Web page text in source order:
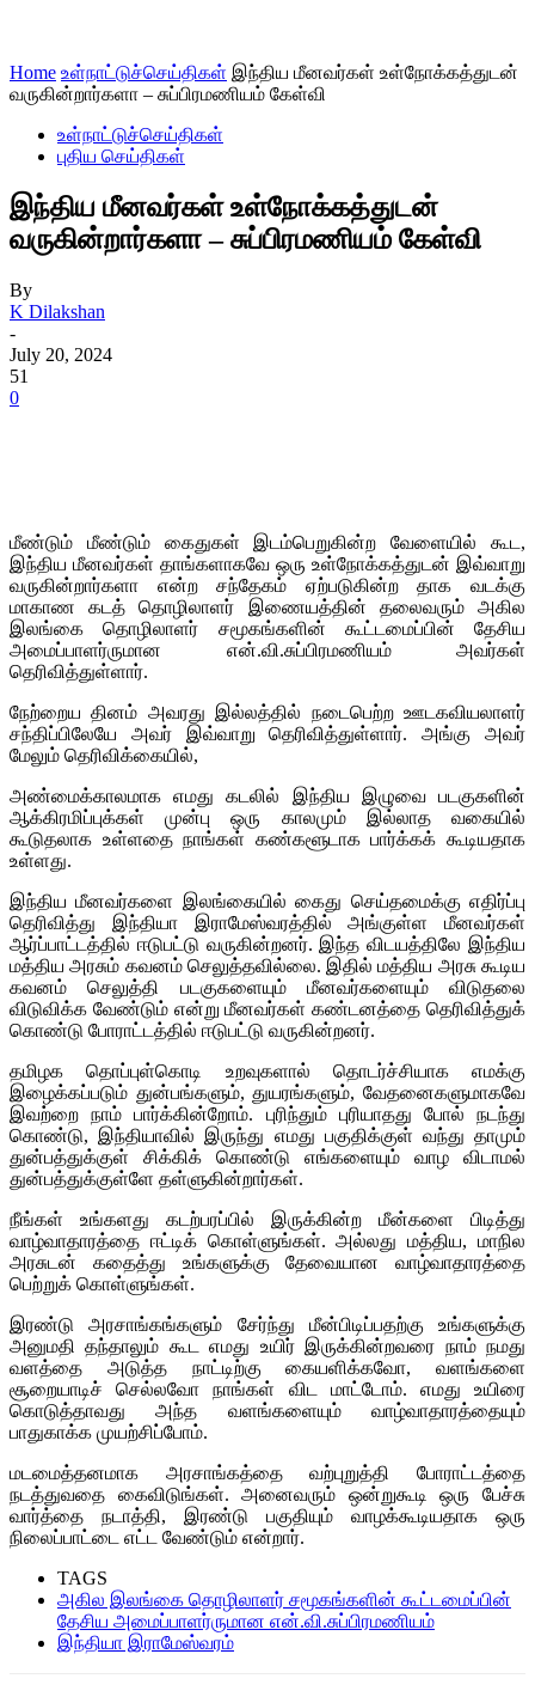
Home உள்நாட்டுச்செய்திகள் இந்திய மீனவர்கள் உள்நோக்கத்துடன்
வருகின்றார்களா – சுப்பிரமணியம் கேள்வி
உள்நாட்டுச்செய்திகள்
புதிய செய்திகள்
இந்திய மீனவர்கள் உள்நோக்கத்துடன்
வருகின்றார்களா – சுப்பிரமணியம் கேள்வி
By
K Dilakshan
-
July 20, 2024
51
0
மீண்டும் மீண்டும் கைதுகள் இடம்பெறுகின்ற வேளையில் கூட,
இந்திய மீனவர்கள் தாங்களாகவே ஒரு உள்நோக்கத்துடன் இவ்வாறு
வருகின்றார்களா என்ற சந்தேகம் ஏற்படுகின்ற தாக வடக்கு
மாகாண கடத் தொழிலாளர் இணையத்தின் தலைவரும் அகில
இலங்கை தொழிலாளர் சமூகங்களின் கூட்டமைப்பின் தேசிய
அமைப்பாளர்ருமான என்.வி.சுப்பிரமணியம் அவர்கள்
தெரிவித்துள்ளார்.
நேற்றைய தினம் அவரது இல்லத்தில் நடைபெற்ற ஊடகவியலாளர்
சந்திப்பிலேயே அவர் இவ்வாறு தெரிவித்துள்ளார். அங்கு அவர்
மேலும் தெரிவிக்கையில்,
அண்மைக்காலமாக எமது கடலில் இந்திய இழுவை படகுகளின்
ஆக்கிரமிப்புக்கள் முன்பு ஒரு காலமும் இல்லாத வகையில்
கூடுதலாக உள்ளதை நாங்கள் கண்களூடாக பார்க்கக் கூடியதாக
உள்ளது.
இந்திய மீனவர்களை இலங்கையில் கைது செய்தமைக்கு எதிர்ப்பு
தெரிவித்து இந்தியா இராமேஸ்வரத்தில் அங்குள்ள மீனவர்கள்
ஆர்ப்பாட்டத்தில் ஈடுபட்டு வருகின்றனர். இந்த விடயத்திலே இந்திய
மத்திய அரசும் கவனம் செலுத்தவில்லை. இதில் மத்திய அரசு கூடிய
கவனம் செலுத்தி படகுகளையும் மீனவர்களையும் விடுதலை
விடுவிக்க வேண்டும் என்று மீனவர்கள் கண்டனத்தை தெரிவித்துக்
கொண்டு போராட்டத்தில் ஈடுபட்டு வருகின்றனர்.
தமிழக தொப்புள்கொடி உறவுகளால் தொடர்ச்சியாக எமக்கு
இழைக்கப்படும் துன்பங்களும், துயரங்களும், வேதனைகளுமாகவே
இவற்றை நாம் பார்க்கின்றோம். புரிந்தும் புரியாதது போல் நடந்து
கொண்டு, இந்தியாவில் இருந்து எமது பகுதிக்குள் வந்து தாமும்
துன்பத்துக்குள் சிக்கிக் கொண்டு எங்களையும் வாழ விடாமல்
துன்பத்துக்குள்ளே தள்ளுகின்றார்கள்.
நீங்கள் உங்களது கடற்பரப்பில் இருக்கின்ற மீன்களை பிடித்து
வாழ்வாதாரத்தை ஈட்டிக் கொள்ளுங்கள். அல்லது மத்திய, மாநில
அரசுடன் கதைத்து உங்களுக்கு தேவையான வாழ்வாதாரத்தை
பெற்றுக் கொள்ளுங்கள்.
இரண்டு அரசாங்கங்களும் சேர்ந்து மீன்பிடிப்பதற்கு உங்களுக்கு
அனுமதி தந்தாலும் கூட எமது உயிர் இருக்கின்றவரை நாம் நமது
வளத்தை அடுத்த நாட்டிற்கு கையளிக்கவோ, வளங்களை
சூறையாடிச் செல்லவோ நாங்கள் விட மாட்டோம். எமது உயிரை
கொடுத்தாவது அந்த வளங்களையும் வாழ்வாதாரத்தையும்
பாதுகாக்க முயற்சிப்போம்.
மடமைத்தனமாக அரசாங்கத்தை வற்புறுத்தி போராட்டத்தை
நடத்துவதை கைவிடுங்கள். அனைவரும் ஒன்றுகூடி ஒரு பேச்சு
வார்த்தை நடாத்தி, இரண்டு பகுதியும் வாழக்கூடியதாக ஒரு
நிலைப்பாட்டை எட்ட வேண்டும் என்றார்.
TAGS
அகில இலங்கை தொழிலாளர் சமூகங்களின் கூட்டமைப்பின்
தேசிய அமைப்பாளர்ருமான என்.வி.சுப்பிரமணியம்
இந்தியா இராமேஸ்வரம்